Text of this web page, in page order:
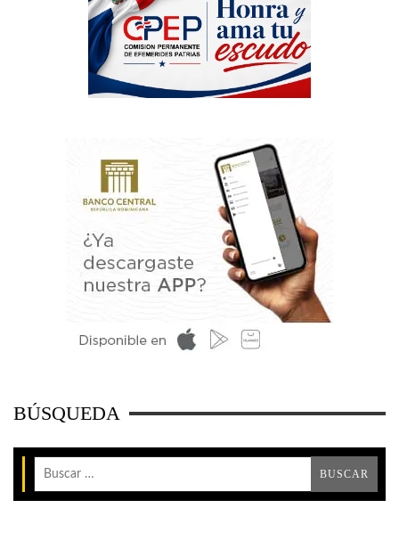
BÚSQUEDA